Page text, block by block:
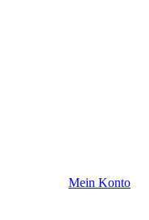
Mein Konto